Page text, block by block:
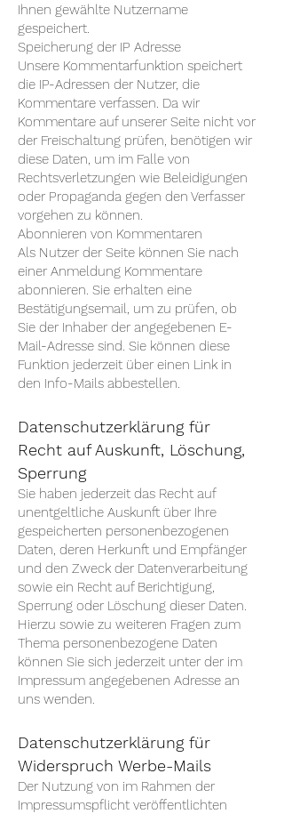
Ihnen gewählte Nutzername
gespeichert.
Speicherung der IP Adresse
Unsere Kommentarfunktion speichert
die IP-Adressen der Nutzer, die
Kommentare verfassen. Da wir
Kommentare auf unserer Seite nicht vor
der Freischaltung prüfen, benötigen wir
diese Daten, um im Falle von
Rechtsverletzungen wie Beleidigungen
oder Propaganda gegen den Verfasser
vorgehen zu können.
Abonnieren von Kommentaren
Als Nutzer der Seite können Sie nach
einer Anmeldung Kommentare
abonnieren. Sie erhalten eine
Bestätigungsemail, um zu prüfen, ob
Sie der Inhaber der angegebenen E-
Mail-Adresse sind. Sie können diese
Funktion jederzeit über einen Link in
den Info-Mails abbestellen.
Datenschutzerklärung für
Recht auf Auskunft, Löschung,
Sperrung
Sie haben jederzeit das Recht auf
unentgeltliche Auskunft über Ihre
gespeicherten personenbezogenen
Daten, deren Herkunft und Empfänger
und den Zweck der Datenverarbeitung
sowie ein Recht auf Berichtigung,
Sperrung oder Löschung dieser Daten.
Hierzu sowie zu weiteren Fragen zum
Thema personenbezogene Daten
können Sie sich jederzeit unter der im
Impressum angegebenen Adresse an
uns wenden.
Datenschutzerklärung für
Widerspruch Werbe-Mails
Der Nutzung von im Rahmen der
Impressumspflicht veröffentlichten